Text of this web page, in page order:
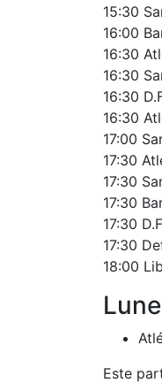
15:30
16:00
16:30
16:30
16:30
16:30
17:00
17:30
17:30
17:30
17:30
17:30
18:00
Este